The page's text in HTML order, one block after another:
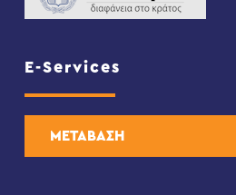
E-Services
ΜΕΤΑΒΑΣΗ